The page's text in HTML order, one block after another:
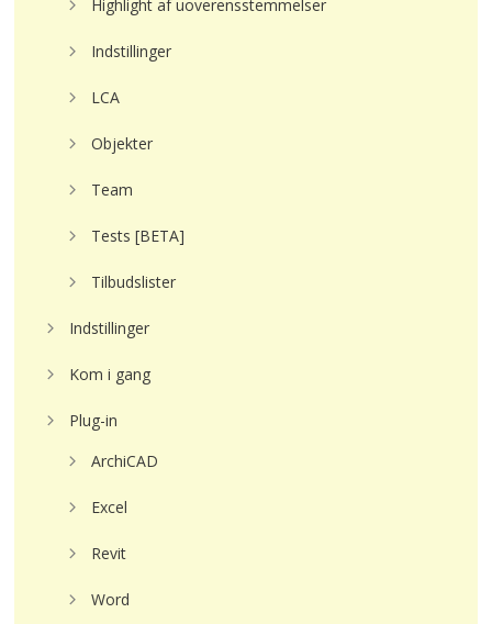
Highlight af uoverensstemmelser
Indstillinger
LCA
Objekter
Team
Tests [BETA]
Tilbudslister
Indstillinger
Kom i gang
Plug-in
ArchiCAD
Excel
Revit
Word